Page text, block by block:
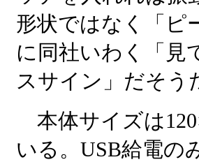
形状ではなく「ピ
に同社いわく「見
スサイン」だそう
本体サイズは
いる。USB給電の